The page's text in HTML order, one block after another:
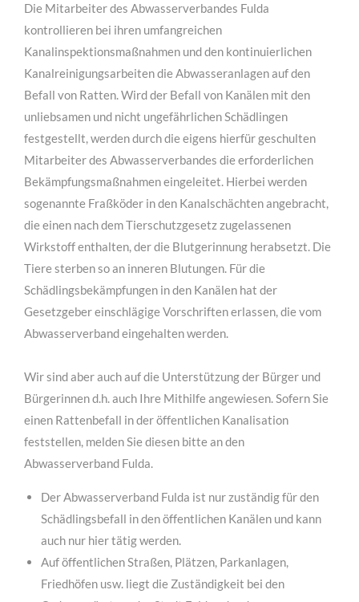
Die Mitarbeiter des Abwasserverbandes Fulda
kontrollieren bei ihren umfangreichen
Kanalinspektionsmaßnahmen und den kontinuierlichen
Kanalreinigungsarbeiten die Abwasseranlagen auf den
Befall von Ratten. Wird der Befall von Kanälen mit den
unliebsamen und nicht ungefährlichen Schädlingen
festgestellt, werden durch die eigens hierfür geschulten
Mitarbeiter des Abwasserverbandes die erforderlichen
Bekämpfungsmaßnahmen eingeleitet. Hierbei werden
sogenannte Fraßköder in den Kanalschächten angebracht,
die einen nach dem Tierschutzgesetz zugelassenen
Wirkstoff enthalten, der die Blutgerinnung herabsetzt. Die
Tiere sterben so an inneren Blutungen. Für die
Schädlingsbekämpfungen in den Kanälen hat der
Gesetzgeber einschlägige Vorschriften erlassen, die vom
Abwasserverband eingehalten werden.
Wir sind aber auch auf die Unterstützung der Bürger und
Bürgerinnen d.h. auch Ihre Mithilfe angewiesen. Sofern Sie
einen Rattenbefall in der öffentlichen Kanalisation
feststellen, melden Sie diesen bitte an den
Abwasserverband Fulda.
Der Abwasserverband Fulda ist nur zuständig für den
Schädlingsbefall in den öffentlichen Kanälen und kann
auch nur hier tätig werden.
Auf öffentlichen Straßen, Plätzen, Parkanlagen,
Friedhöfen usw. liegt die Zuständigkeit bei den